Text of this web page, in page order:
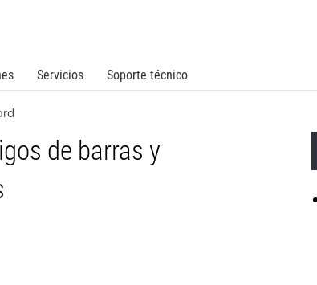
Servicios Soporte técnico
de barras y